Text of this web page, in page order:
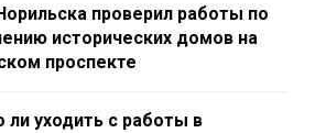
проверил работы по
исторических домов на
проспекте
уходить с работы в